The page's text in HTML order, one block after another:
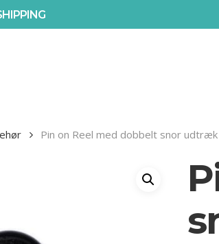
Pin on Reel med dobbelt snor udtræk